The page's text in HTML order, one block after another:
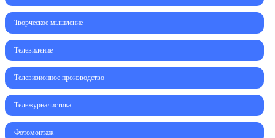
Творческое мышление
Телевидение
Телевизионное производство
Тележурналистика
Фотомонтаж